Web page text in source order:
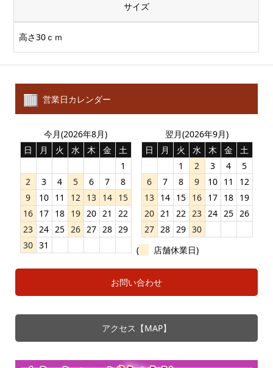
サイズ
高さ30ｃｍ
営業日カレンダー
今月(2026年8月)
日
月 火 水 木 金
土
1
2
3 4 5 6 7
8
9
10 11 12 13 14 15
16 17 18 19 20 21
22
23 24 25 26 27 28 29
30 31
翌月(2026年9月)
日
月 火 水 木 金
土
1
2 3 4
5
6
7 8 9 10 11
12
13 14 15 16 17 18 19
20 21 22 23 24 25 26
27 28 29 30
(
店舗休業日)
お問い合わせ
アクセス【MAP】